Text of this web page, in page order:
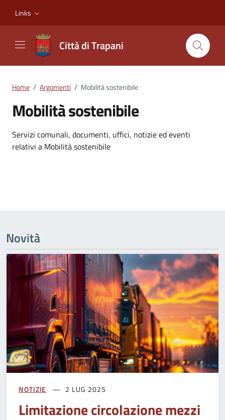
Links
Città di Trapani
Home / Argomenti / Mobilità sostenibile
Mobilità sostenibile
Dettagli dell'argomento
Servizi comunali, documenti, uffici, notizie ed eventi
relativi a Mobilità sostenibile
Novità
NOTIZIE 2 LUG 2025
Limitazione circolazione mezzi